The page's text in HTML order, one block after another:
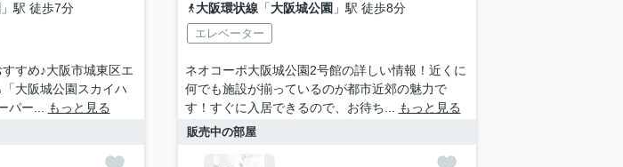
」駅 徒歩7分
すめ♪大阪市城東区エ
大阪城公園スカイハ
パー...
もっと見る
大阪環状線「大阪城公園 」駅 徒歩8分
エレベーター
ネオコーポ大阪城公園2号館の詳しい情報！近くに
何でも施設が揃っているのが都市近郊の魅力で
す！すぐに入居できるので、お待ち...
もっと見る
販売中の部屋